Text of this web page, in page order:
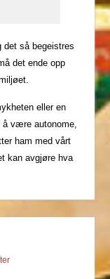
det så begeistres
det ende opp
eller en
være autonome,
ham med vårt
kan avgjøre hva